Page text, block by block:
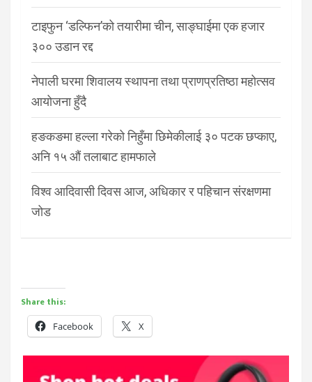
टाइफुन ‘डल्फिन’को तयारीमा चीन, साङ्घाईमा एक हजार
३०० उडान रद्द
नेपाली घरमा शिवालय स्थापना तथा प्राणप्रतिष्ठा महोत्सव
आयोजना हुँदै
हङकङमा हल्ला गरेको निहुँमा छिमेकीलाई ३० पटक छप्काए,
अनि १५ औं तलाबाट हामफाले
विश्व आदिवासी दिवस आज, अधिकार र पहिचान संरक्षणमा
जोड
Share this:
Facebook X